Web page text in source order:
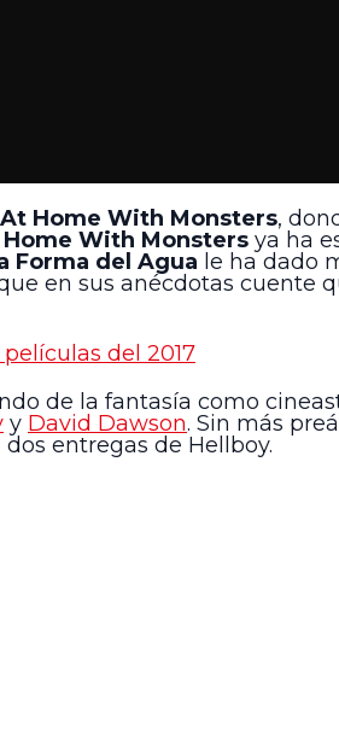
At Home With Monsters,
With Monsters ya ha
Forma del Agua le ha dado
en sus anécdotas
del 2017
de la fantasía como
y David Dawson. Sin más
entregas de Hellboy.